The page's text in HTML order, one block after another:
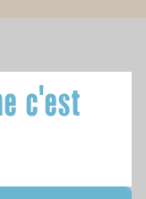
c'est